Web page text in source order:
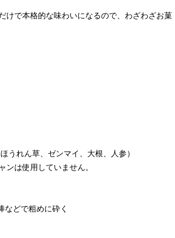
で本格的な味わいになるので、わざわざお菓
うれん草、ゼンマイ、大根、人参）
は使用していません。
どで粗めに砕く